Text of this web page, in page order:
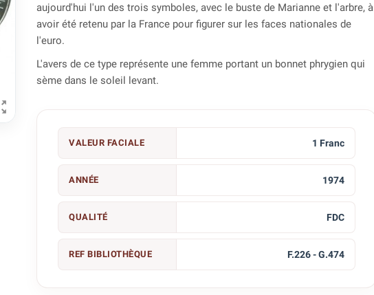
aujourd'hui l'un des trois symboles, avec le buste de Marianne et l'arbre, à
avoir été retenu par la France pour figurer sur les faces nationales de
l'euro.
L'avers de ce type représente une femme portant un bonnet phrygien qui
sème dans le soleil levant.
VALEUR FACIALE 1 Franc
ANNÉE 1974
QUALITÉ FDC
REF BIBLIOTHÈQUE F.226 - G.474